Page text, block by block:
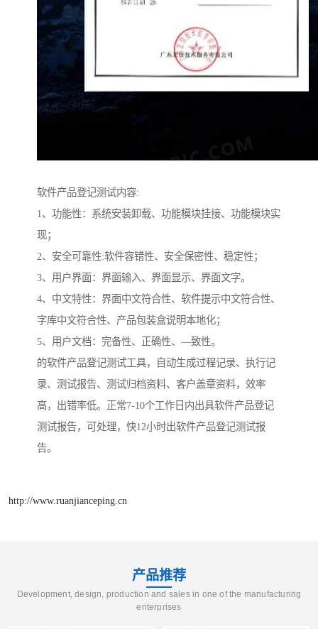
软件产品登记测试内容:
1、功能性：系统安装卸载、功能模块挂接、功能模块实
现；
2、安全可靠性:软件容错性、安全保密性、稳定性；
3、用户界面：界面输入、界面显示、界面文字。
4、中文特性：界面中文符合性、软件提示中文符合性、
字库中文符合性、产品包装盒说明本地化；
5、用户文档：完备性、正确性、—致性。
的软件产品登记测试工具，自动生成过程记录、执行记
录、测试报告、测试归档资料、客户盖章资料，效率
高，出错率低。正常7-10个工作日内出具软件产品登记
测试报告，可处理，快12小时出软件产品登记测试报
告。
http://www.ruanjianceping.cn
产品推荐
Development, design, production and sales in one of the manufacturing
enterprises